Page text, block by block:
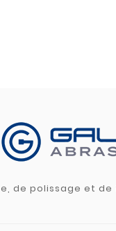
de polissage et